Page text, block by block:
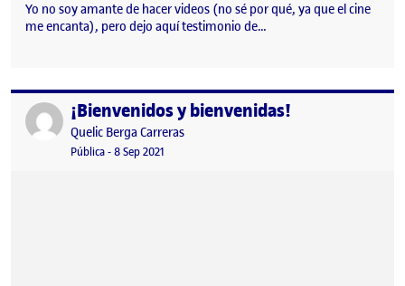
Yo no soy amante de hacer videos (no sé por qué, ya que el cine
me encanta), pero dejo aquí testimonio de…
Publicado por¡Bienvenidos y bienvenidas!
Publicado por
Quelic Berga Carreras
Visibilidad:
Pública-Fecha de publicación
8 Sep 2021